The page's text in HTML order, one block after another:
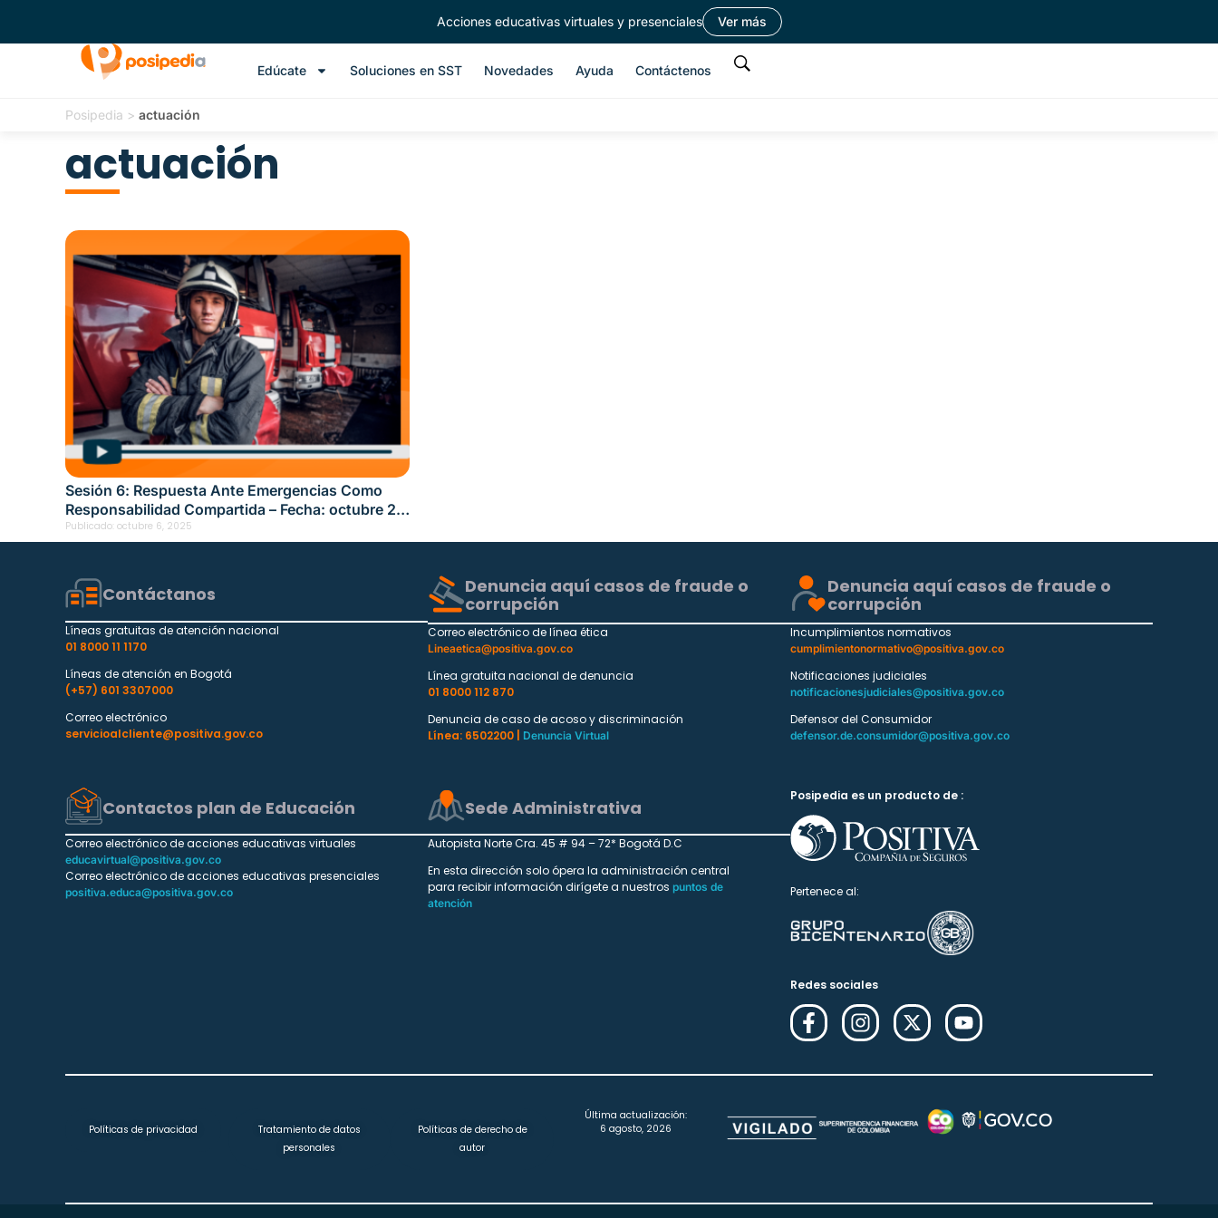
Acciones educativas virtuales y presenciales Ver más
Edúcate Soluciones en SST Novedades Ayuda Contáctenos
Posipedia > actuación
actuación
Sesión 6: Respuesta Ante Emergencias Como
Responsabilidad Compartida – Fecha: octubre 2,
2025
Publicado: octubre 6, 2025
Contáctanos
Líneas gratuitas de atención nacional
01 8000 11 1170
Líneas de atención en Bogotá
(+57) 601 3307000
Correo electrónico
servicioalcliente@positiva.gov.co
Denuncia aquí casos de fraude o
corrupción
Correo electrónico de línea ética
Lineaetica@positiva.gov.co
Línea gratuita nacional de denuncia
01 8000 112 870
Denuncia de caso de acoso y discriminación
Línea: 6502200 |
Denuncia Virtual
Denuncia aquí casos de fraude o
corrupción
Incumplimientos normativos
cumplimientonormativo@positiva.gov.co
Notificaciones judiciales
notificacionesjudiciales@positiva.gov.co
Defensor del Consumidor
defensor.de.consumidor@positiva.gov.co
Contactos plan de Educación
Correo electrónico de acciones educativas virtuales
educavirtual@positiva.gov.co
Correo electrónico de acciones educativas presenciales
positiva.educa@positiva.gov.co
Sede Administrativa
Autopista Norte Cra. 45 # 94 – 72* Bogotá D.C
En esta dirección solo ópera la administración central
para recibir información dirígete a nuestros puntos de
atención
Posipedia es un producto de :
Pertenece al:
Redes sociales
Políticas de privacidad
Tratamiento de datos
personales
Políticas de derecho de
autor
Última actualización:
6 agosto, 2026